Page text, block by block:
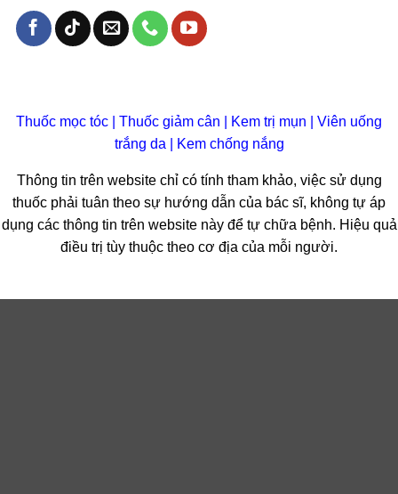
Thuốc mọc tóc Thuốc giảm cân Kem trị mụn
Viên uống
trắng da
Kem chống nắng
Thông tin trên website chỉ có tính tham khảo, việc sử dụng
thuốc phải tuân theo sự hướng dẫn của bác sĩ, không tự áp
dụng các thông tin trên website này để tự chữa bệnh. Hiệu quả
điều trị tùy thuộc theo cơ địa của mỗi người.